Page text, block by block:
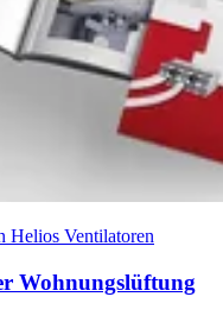
Helios Ventilatoren
Wohnungslüftung